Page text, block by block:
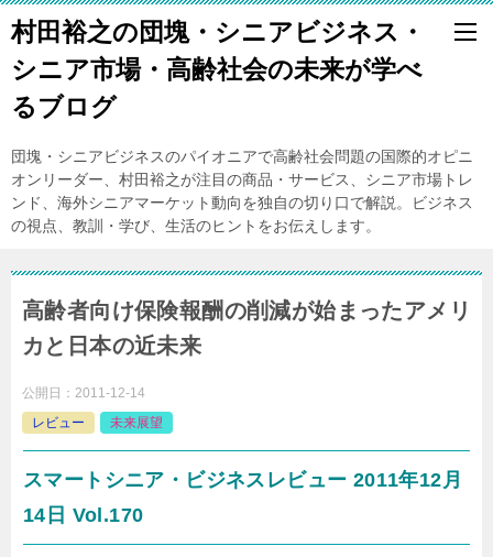
村田裕之の団塊・シニアビジネス・
シニア市場・高齢社会の未来が学べ
るブログ
団塊・シニアビジネスのパイオニアで高齢社会問題の国際的オピニ
オンリーダー、村田裕之が注目の商品・サービス、シニア市場トレ
ンド、海外シニアマーケット動向を独自の切り口で解説。ビジネス
の視点、教訓・学び、生活のヒントをお伝えします。
高齢者向け保険報酬の削減が始まったアメリ
カと日本の近未来
公開日： 2011-12-14
レビュー
未来展望
スマートシニア・ビジネスレビュー 2011年12月
14日 Vol.170